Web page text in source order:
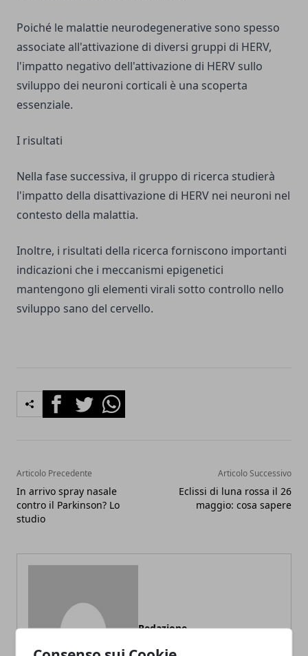
Poiché le malattie neurodegenerative sono spesso
associate all'attivazione di diversi gruppi di HERV,
l'impatto negativo dell'attivazione di HERV sullo
sviluppo dei neuroni corticali è una scoperta
essenziale.
I risultati
Nella fase successiva, il gruppo di ricerca studierà
l'impatto della disattivazione di HERV nei neuroni nel
contesto della malattia.
Inoltre, i risultati della ricerca forniscono importanti
indicazioni che i meccanismi epigenetici
mantengono gli elementi virali sotto controllo nello
sviluppo sano del cervello.
FacebookTwitterWhatsapp
Articolo Precedente
In arrivo spray nasale
contro il Parkinson? Lo
studio
Articolo Successivo
Eclissi di luna rossa il 26
maggio: cosa sapere
Redazione